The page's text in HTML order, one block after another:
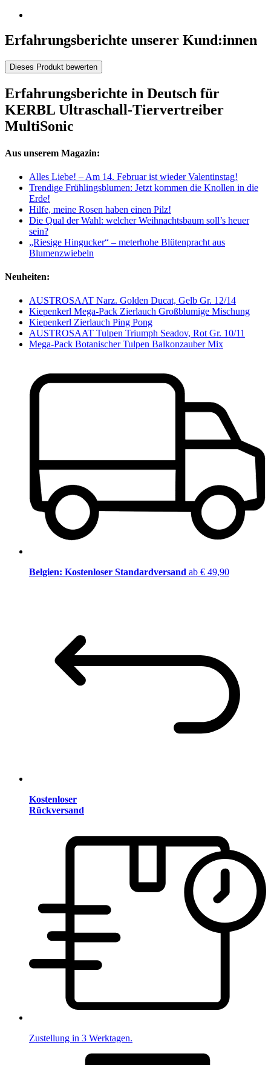
Erfahrungsberichte unserer Kund:innen
Dieses Produkt bewerten
Erfahrungsberichte in Deutsch für
KERBL Ultraschall-Tiervertreiber
MultiSonic
Aus unserem Magazin:
Alles Liebe! – Am 14. Februar ist wieder Valentinstag!
Trendige Frühlingsblumen: Jetzt kommen die Knollen in die
Erde!
Hilfe, meine Rosen haben einen Pilz!
Die Qual der Wahl: welcher Weihnachtsbaum soll’s heuer
sein?
„Riesige Hingucker“ – meterhohe Blütenpracht aus
Blumenzwiebeln
Neuheiten:
AUSTROSAAT Narz. Golden Ducat, Gelb Gr. 12/14
Kiepenkerl Mega-Pack Zierlauch Großblumige Mischung
Kiepenkerl Zierlauch Ping Pong
AUSTROSAAT Tulpen Triumph Seadov, Rot Gr. 10/11
Mega-Pack Botanischer Tulpen Balkonzauber Mix
Belgien: Kostenloser Standardversand ab € 49,90
Kostenloser
Rückversand
Zustellung in 3 Werktagen.